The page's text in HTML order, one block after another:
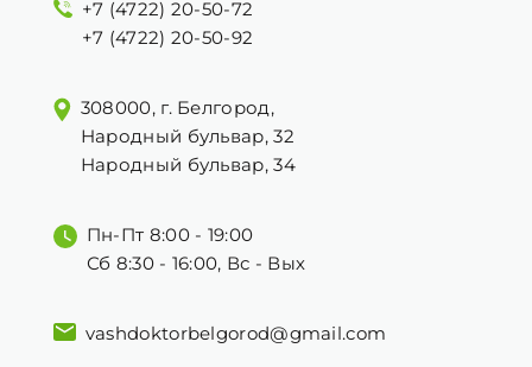
+7 (4722) 20-50-72
+7 (4722) 20-50-92
308000, г. Белгород,
Народный бульвар, 32
Народный бульвар, 34
Пн-Пт 8:00 - 19:00
Сб 8:30 - 16:00, Вс - Вых
vashdoktorbelgorod@gmail.com